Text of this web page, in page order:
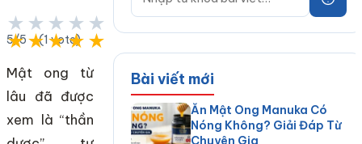
★★★★★
★★★★★
5/5 - (1 vote)
Mật ong từ
lâu đã được
xem là “thần
Bài viết mới
Ăn Mật Ong Manuka Có
Nóng Không? Giải Đáp Từ
Chuyên Gia